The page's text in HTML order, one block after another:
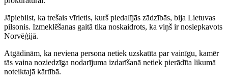
Jāpiebilst, ka trešais vīrietis, kurš piedalījās zādzībās, bija Lietuvas
pilsonis. Izmeklēšanas gaitā tika noskaidrots, ka viņš ir noslepkavots
Norvēģijā.
Atgādinām, ka neviena persona netiek uzskatīta par vainīgu, kamēr
tās vaina noziedzīga nodarījuma izdarīšanā netiek pierādīta likumā
noteiktajā kārtībā.